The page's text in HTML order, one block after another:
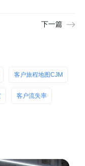
下一篇
客户旅程地图CJM
客户流失率